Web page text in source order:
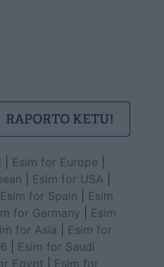
Esim for Europe
Esim for USA
Esim for Spain
Esim
for Germany
Esim
for Asia
Esim for
Esim for Saudi
Egypt
Esim for